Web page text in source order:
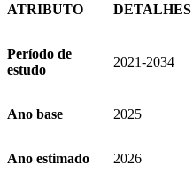
ATRIBUTO DETALHES
Período de
estudo
2021-2034
Ano base 2025
Ano estimado 2026